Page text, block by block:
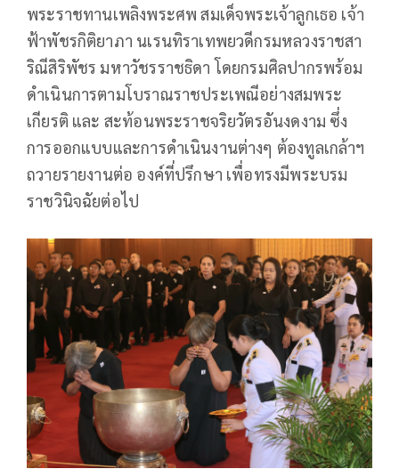
พระราชทานเพลิงพระศพ สมเด็จพระเจ้าลูกเธอ เจ้า
ฟ้าพัชรกิติยาภา นเรนทิราเทพยวดีกรมหลวงราชสา
ริณีสิริพัชร มหาวัชรราชธิดา โดยกรมศิลปากรพร้อม
ดำเนินการตามโบราณราชประเพณีอย่างสมพระ
เกียรติ และ สะท้อนพระราชจริยวัตรอันงดงาม ซึ่ง
การออกแบบและการดำเนินงานต่างๆ ต้องทูลเกล้าฯ
ถวายรายงานต่อ องค์ที่ปรึกษา เพื่อทรงมีพระบรม
ราชวินิจฉัยต่อไป